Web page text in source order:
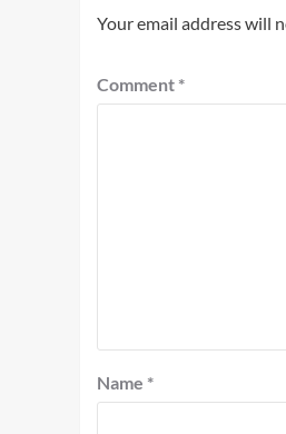
Your email address will
Comment *
Name *